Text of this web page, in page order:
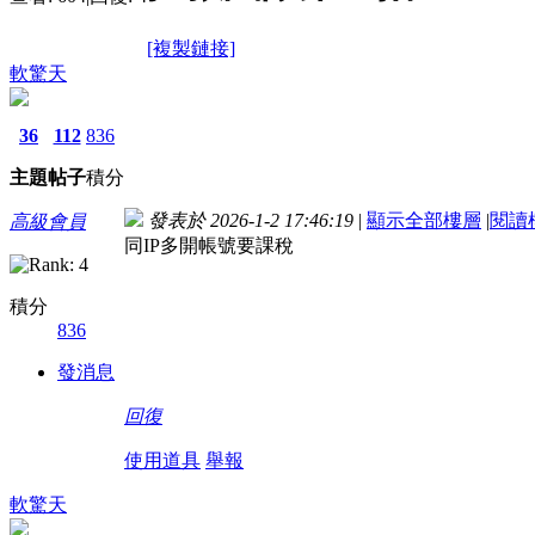
[複製鏈接]
軟驚天
36
主題
112
帖子
836
積分
高級會員
積分
836
發消息
發表於 2026-1-2 17:46:19 | 顯示全部樓層 |閱讀
同IP多開帳號要課稅
回復
使用道具 舉報
軟驚天